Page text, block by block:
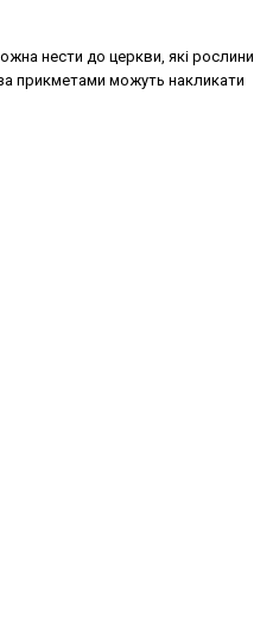
нести до церкви, які рослини
прикметами можуть накликати